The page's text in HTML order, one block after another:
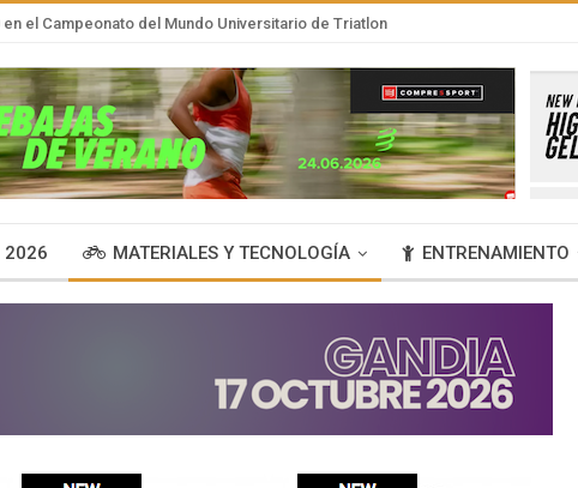
en el Campeonato del Mundo Universitario de Triatlon
2026 MATERIALES Y TECNOLOGÍA ENTRENAMIENTO